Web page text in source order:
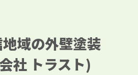
域の外壁塗装
社 トラスト)